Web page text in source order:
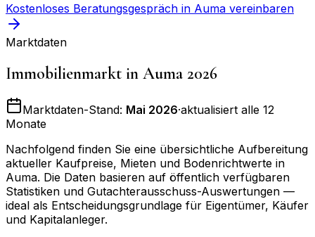
Kostenloses Beratungsgespräch in Auma vereinbaren
Marktdaten
Immobilienmarkt in Auma 2026
Marktdaten-Stand: Mai 2026·aktualisiert alle 12
Monate
Nachfolgend finden Sie eine übersichtliche Aufbereitung
aktueller Kaufpreise, Mieten und Bodenrichtwerte in
Auma. Die Daten basieren auf öffentlich verfügbaren
Statistiken und Gutachterausschuss-Auswertungen —
ideal als Entscheidungsgrundlage für Eigentümer, Käufer
und Kapitalanleger.